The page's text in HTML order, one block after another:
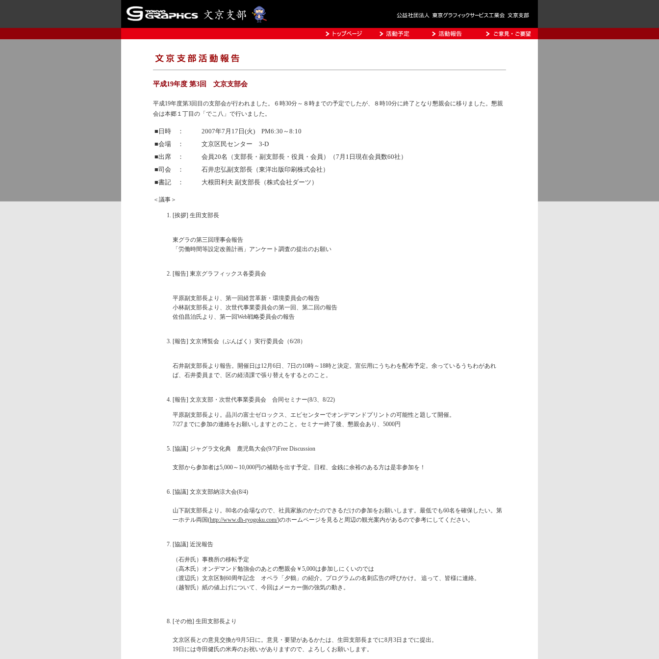
平成19年度 第3回 文京支部会
平成19年度第3回目の支部会が行われました。６時30分～８時までの予定でしたが、８時10分に終了となり懇親会に移りました。懇親
会は本郷１丁目の「でこ八」で行いました。
■日時 ：
2007年7月17日(火) PM6:30～8:10
■会場 ：
文京区民センター 3-D
■出席 ：
会員20名（支部長・副支部長・役員・会員）（7月1日現在会員数60社）
■司会 ：
石井忠弘副支部長（東洋出版印刷株式会社）
■書記 ：
大根田利夫 副支部長（株式会社ダーツ）
＜議事＞
[挨拶] 生田支部長
東グラの第三回理事会報告
「労働時間等設定改善計画」アンケート調査の提出のお願い
[報告] 東京グラフィックス各委員会
平原副支部長より、第一回経営革新・環境委員会の報告
小林副支部長より、次世代事業委員会の第一回、第二回の報告
佐伯昌治氏より、第一回Web戦略委員会の報告
[報告] 文京博覧会（ぶんぱく）実行委員会（6/28）
石井副支部長より報告。開催日は12月6日、7日の10時～18時と決定。宣伝用にうちわを配布予定。余っているうちわがあれ
ば、石井委員まで、区の経済課で張り替えをするとのこと。
[報告] 文京支部・次世代事業委員会 合同セミナー(8/3、8/22)
平原副支部長より。品川の富士ゼロックス、エピセンターでオンデマンドプリントの可能性と題して開催。
7/27までに参加の連絡をお願いしますとのこと。セミナー終了後、懇親会あり、5000円
[協議] ジャグラ文化典 鹿児島大会(9/7)Free Discussion
支部から参加者は5,000～10,000円の補助を出す予定。日程、金銭に余裕のある方は是非参加を！
[協議] 文京支部納涼大会(8/4)
山下副支部長より。80名の会場なので、社員家族のかたのできるだけの参加をお願いします。最低でも60名を確保したい。第
一ホテル両国(http://www.dh-ryogoku.com/)のホームページを見ると周辺の観光案内があるので参考にしてください。
[協議] 近況報告
（石井氏）事務所の移転予定
（高木氏）オンデマンド勉強会のあとの懇親会￥5,000は参加しにくいのでは
（渡辺氏）文京区制60周年記念 オペラ「夕鶴」の紹介。プログラムの名刺広告の呼びかけ。 追って、皆様に連絡。
（越智氏）紙の値上げについて、今回はメーカー側の強気の動き。
[その他] 生田支部長より
文京区長との意見交換が9月5日に。意見・要望があるかたは、生田支部長までに8月3日までに提出。
19日には寺田健氏の米寿のお祝いがありますので、よろしくお願いします。